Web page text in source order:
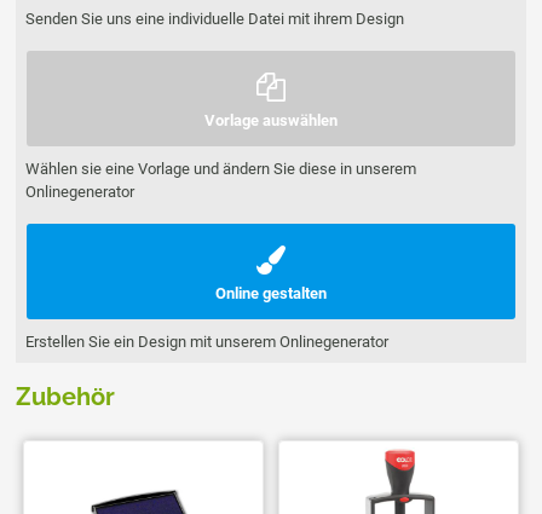
Senden Sie uns eine individuelle Datei mit ihrem Design
Vorlage auswählen
Wählen sie eine Vorlage und ändern Sie diese in unserem
Onlinegenerator
Online gestalten
Erstellen Sie ein Design mit unserem Onlinegenerator
Zubehör